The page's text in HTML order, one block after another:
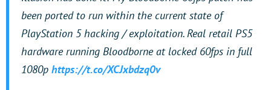
been ported to run within the current state of
PlayStation 5 hacking / exploitation. Real retail PS5
hardware running Bloodborne at locked 60fps in full
1080p https://t.co/XCJxbdzq0v